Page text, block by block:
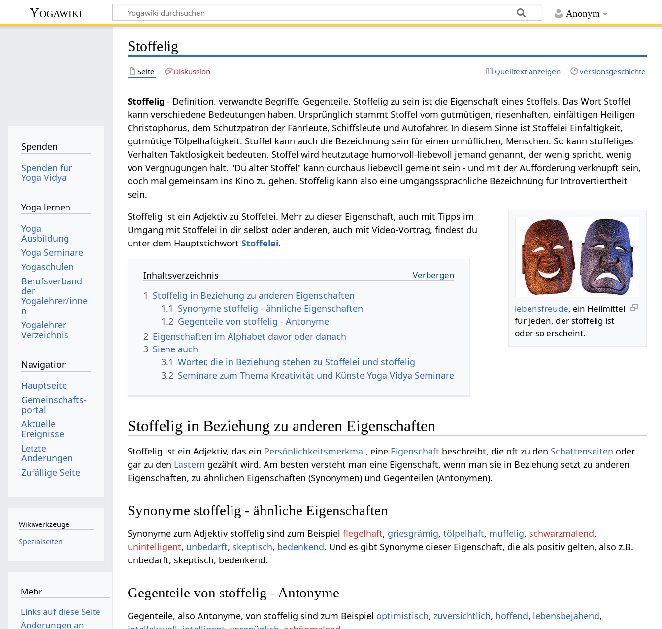
Anonym
Yogawiki
Stoffelig
Seite Diskussion Quelltext anzeigen Versionsgeschichte
Stoffelig- Definition, verwandte Begriffe, Gegenteile. Stoffelig zu sein ist die Eigenschaft eines Stoffels. Das Wort Stoffel
kann verschiedene Bedeutungen haben. Ursprünglich stammt Stoffel vom gutmütigen, riesenhaften, einfältigen Heiligen
Christophorus, dem Schutzpatron der Fährleute, Schiffsleute und Autofahrer. In diesem Sinne ist Stoffelei Einfältigkeit,
gutmütige Tölpelhaftigkeit. Stoffel kann auch die Bezeichnung sein für einen unhöflichen, Menschen. So kann stoffeliges
Verhalten Taktlosigkeit bedeuten. Stoffel wird heutzutage humorvoll-liebevoll jemand genannt, der wenig spricht, wenig
von Vergnügungen hält. "Du alter Stoffel" kann durchaus liebevoll gemeint sein - und mit der Aufforderung verknüpft sein,
doch mal gemeinsam ins Kino zu gehen. Stoffelig kann also eine umgangssprachliche Bezeichnung für Introvertiertheit
sein.
lebensfreude, ein Heilmittel
für jeden, der stoffelig ist
oder so erscheint.
Stoffelig ist ein Adjektiv zu Stoffelei. Mehr zu dieser Eigenschaft, auch mit Tipps im
Umgang mit Stoffelei in dir selbst oder anderen, auch mit Video-Vortrag, findest du
unter dem HauptstichwortStoffelei.
Inhaltsverzeichnis
1 Stoffelig in Beziehung zu anderen Eigenschaften
1.1 Synonyme stoffelig - ähnliche Eigenschaften
1.2 Gegenteile von stoffelig - Antonyme
2 Eigenschaften im Alphabet davor oder danach
3 Siehe auch
3.1 Wörter, die in Beziehung stehen zu Stoffelei und stoffelig
3.2 Seminare zum Thema Kreativität und Künste Yoga Vidya Seminare
Stoffelig in Beziehung zu anderen Eigenschaften
Stoffelig ist ein Adjektiv, das ein Persönlichkeitsmerkmal, eine Eigenschaft beschreibt, die oft zu den Schattenseiten oder
gar zu den Lastern gezählt wird. Am besten versteht man eine Eigenschaft, wenn man sie in Beziehung setzt zu anderen
Eigenschaften, zu ähnlichen Eigenschaften (Synonymen) und Gegenteilen (Antonymen).
Synonyme stoffelig - ähnliche Eigenschaften
Synonyme zum Adjektiv stoffelig sind zum Beispielflegelhaft, griesgrämig,tölpelhaft, muffelig, schwarzmalend,
unintelligent, unbedarft, skeptisch, bedenkend. Und es gibt Synonyme dieser Eigenschaft, die als positiv gelten, also z.B.
unbedarft, skeptisch, bedenkend.
Gegenteile von stoffelig - Antonyme
Gegenteile, also Antonyme, von stoffelig sind zum Beispiel optimistisch,zuversichtlich, hoffend, lebensbejahend,
Spenden
Spenden für
Yoga Vidya
Yoga lernen
Yoga
Ausbildung
Yoga Seminare
Yogaschulen
Berufsverband
der
Yogalehrer/inne
n
Yogalehrer
Verzeichnis
Navigation
Hauptseite
Gemeinschafts­
portal
Aktuelle
Ereignisse
Letzte
Änderungen
Zufällige Seite
Wikiwerkzeuge
Spezialseiten
Mehr
Links auf diese Seite
Änderungen an